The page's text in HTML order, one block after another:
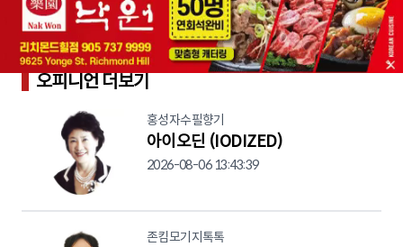
오피니언 더보기
홍성자수필향기
아이오딘 (IODIZED)
2026-08-06 13:43:39
존킴모기지톡톡